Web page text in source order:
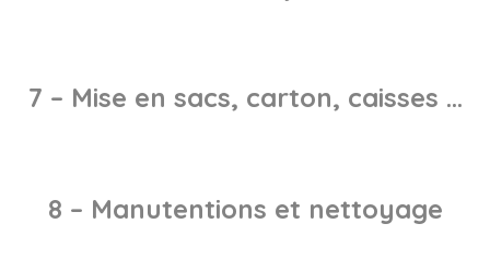
7 – Mise en sacs, carton, caisses …
8 – Manutentions et nettoyage